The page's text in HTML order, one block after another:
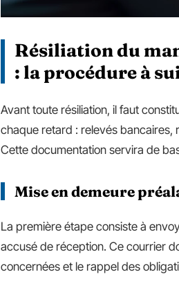
Résiliation du
: la procédure à
Avant toute résiliation, il faut
chaque retard : relevés bancaires,
Cette documentation servira de
Mise en demeure
La première étape consiste à
accusé de réception. Ce courrier
concernées et le rappel des